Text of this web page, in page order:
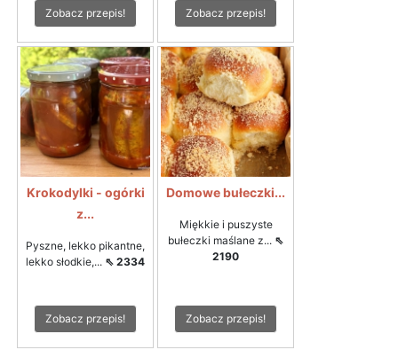
Zobacz przepis! Zobacz przepis!
Krokodylki - ogórki
z...
Pyszne, lekko pikantne,
lekko słodkie,... ⇖ 2334
Zobacz przepis!
Domowe bułeczki...
Miękkie i puszyste
bułeczki maślane z... ⇖
2190
Zobacz przepis!